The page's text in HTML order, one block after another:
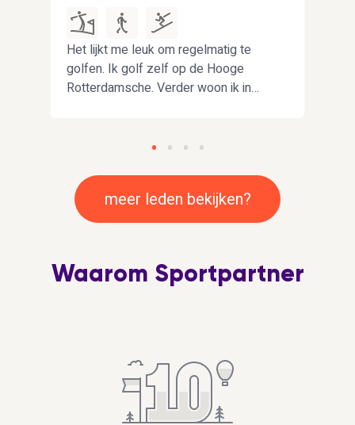
Het lijkt me leuk om regelmatig te
golfen. Ik golf zelf op de Hooge
Rotterdamsche. Verder woon ik in
meer leden bekijken?
Waarom Sportpartner